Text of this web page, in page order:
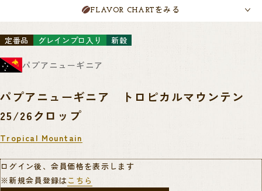
FLAVOR CHART をみる
定番品 グレインプロ入り 新穀
パプアニューギニア
パプアニューギニア トロピカルマウンテン
25/26クロップ
Tropical Mountain
ログイン後、会員価格を表示します
※新規会員登録は こちら